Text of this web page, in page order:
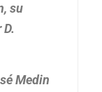
su
Medin